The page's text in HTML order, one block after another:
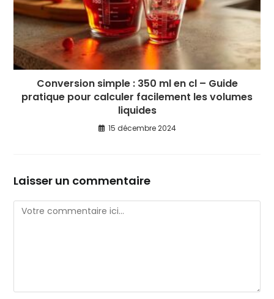
Conversion simple : 350 ml en cl – Guide
pratique pour calculer facilement les volumes
liquides
15 décembre 2024
Laisser un commentaire